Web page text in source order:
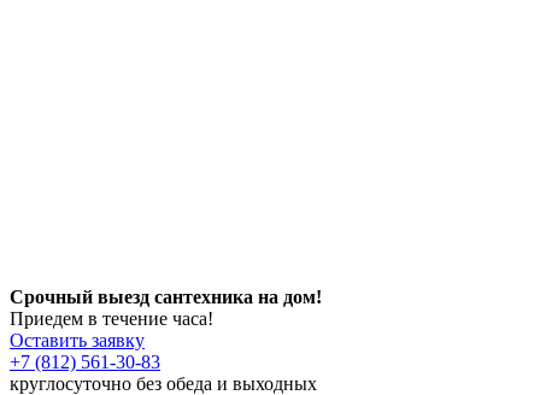
Срочный выезд сантехника на дом!
Приедем в течение часа!
Оставить заявку
+7 (812) 561-30-83
круглосуточно без обеда и выходных